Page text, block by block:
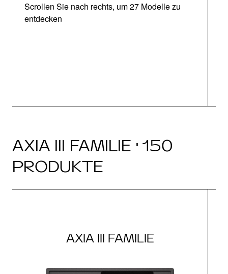
Scrollen Sie nach rechts, um 27 Modelle zu
entdecken
AXIA III FAMILIE · 150
PRODUKTE
AXIA III FAMILIE